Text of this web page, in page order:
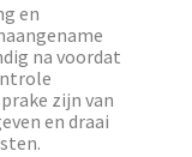
en
na voordat
zijn van
en draai